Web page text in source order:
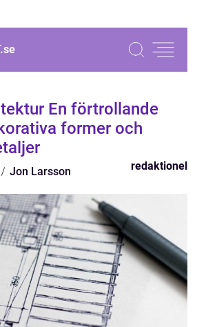
se
En förtrollande
former och
Jon Larsson redaktionel